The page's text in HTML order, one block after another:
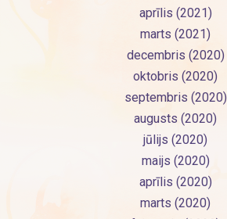
aprīlis (2021)
marts (2021)
decembris (2020)
oktobris (2020)
septembris (2020)
augusts (2020)
jūlijs (2020)
maijs (2020)
aprīlis (2020)
marts (2020)